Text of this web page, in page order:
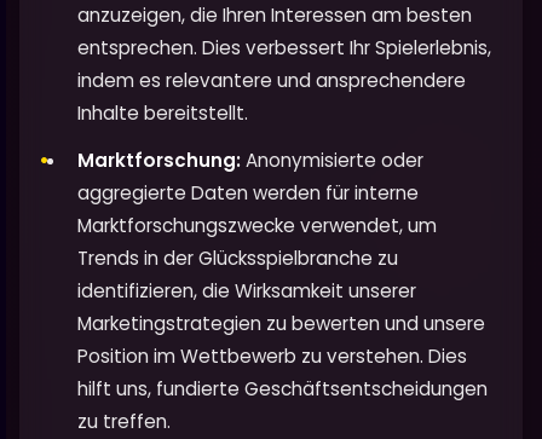
anzuzeigen, die Ihren Interessen am besten
entsprechen. Dies verbessert Ihr Spielerlebnis,
indem es relevantere und ansprechendere
Inhalte bereitstellt.
Marktforschung:Anonymisierte oder
aggregierte Daten werden für interne
Marktforschungszwecke verwendet, um
Trends in der Glücksspielbranche zu
identifizieren, die Wirksamkeit unserer
Marketingstrategien zu bewerten und unsere
Position im Wettbewerb zu verstehen. Dies
hilft uns, fundierte Geschäftsentscheidungen
zu treffen.